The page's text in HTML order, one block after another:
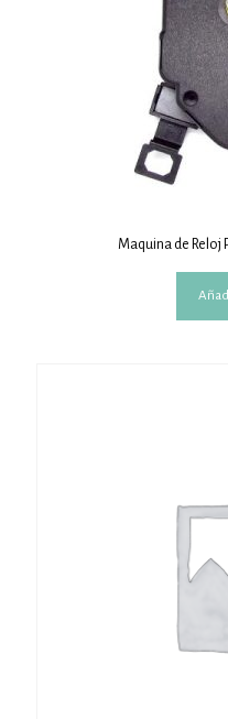
Maquina de Reloj